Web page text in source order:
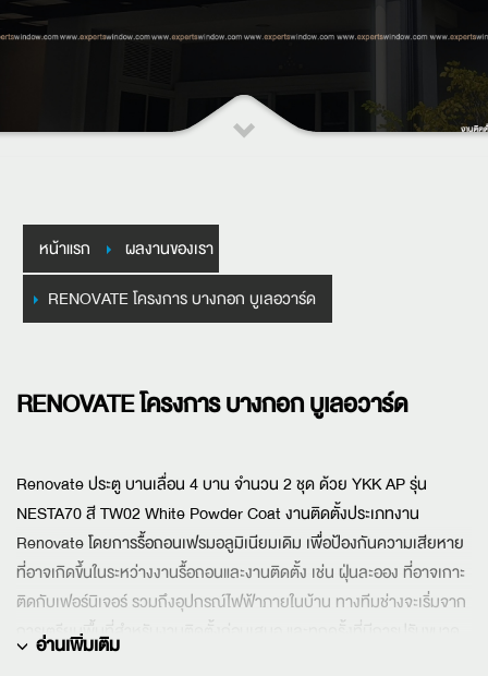
หน้าแรก
ผลงานของเรา
RENOVATE โครงการ บางกอก บูเลอวาร์ด
RENOVATE โครงการ บางกอก บูเลอวาร์ด
Renovate ประตู บานเลื่อน 4 บาน จำนวน 2 ชุด ด้วย YKK AP รุ่น
NESTA70 สี TW02 White Powder Coat งานติดตั้งประเภทงาน
Renovate โดยการรื้อถอนเฟรมอลูมิเนียมเดิม เพื่อป้องกันความเสียหาย
ที่อาจเกิดขึ้นในระหว่างงานรื้อถอนและงานติดตั้ง เช่น ฝุ่นละออง ที่อาจเกาะ
ติดกับเฟอร์นิเจอร์ รวมถึงอุปกรณ์ไฟฟ้าภายในบ้าน ทางทีมช่างจะเริ่มจาก
การเตรียมพื้นที่สำหรับงานติดตั้งก่อนเสมอ และทุกครั้งที่มีการปรับขนาด
ช่องปูนจะทำการดูดฝุ่นระหว่างการทำงานทุกขั้นตอน